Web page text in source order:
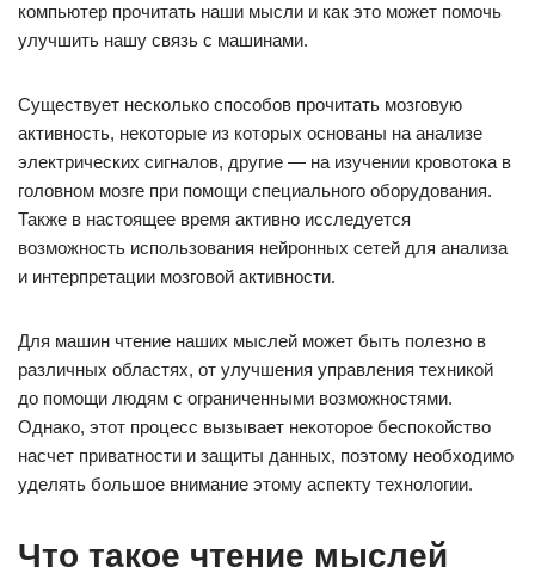
компьютер прочитать наши мысли и как это может помочь
улучшить нашу связь с машинами.
Существует несколько способов прочитать мозговую
активность, некоторые из которых основаны на анализе
электрических сигналов, другие — на изучении кровотока в
головном мозге при помощи специального оборудования.
Также в настоящее время активно исследуется
возможность использования нейронных сетей для анализа
и интерпретации мозговой активности.
Для машин чтение наших мыслей может быть полезно в
различных областях, от улучшения управления техникой
до помощи людям с ограниченными возможностями.
Однако, этот процесс вызывает некоторое беспокойство
насчет приватности и защиты данных, поэтому необходимо
уделять большое внимание этому аспекту технологии.
Что такое чтение мыслей